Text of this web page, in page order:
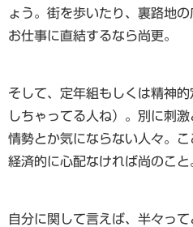
ょう。街を歩いたり、裏路地
お仕事に直結するなら尚更。
そして、定年組もしくは精神
しちゃってる人ね）。別に刺
情勢とか気にならない人々。
経済的に心配なければ尚のこと
自分に関して言えば、半々っ